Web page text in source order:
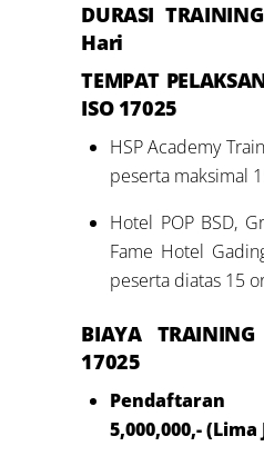
DURASI
Hari
TEMPAT
ISO 17025
HSP Academy
peserta maksimal
Hotel POP BSD,
Fame Hotel
peserta diatas 15
BIAYA
17025
5,000,000,-